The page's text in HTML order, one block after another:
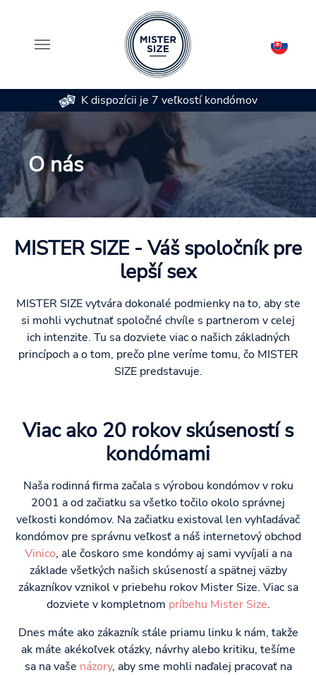
Skip to main content
K dispozícii je 7 veľkostí kondómov
O nás
MISTER SIZE - Váš spoločník pre
lepší sex
MISTER SIZE vytvára dokonalé podmienky na to, aby ste
si mohli vychutnať spoločné chvíle s partnerom v celej
ich intenzite. Tu sa dozviete viac o našich základných
princípoch a o tom, prečo plne veríme tomu, čo MISTER
SIZE predstavuje.
Viac ako 20 rokov skúseností s
kondómami
Naša rodinná firma začala s výrobou kondómov v roku
2001 a od začiatku sa všetko točilo okolo správnej
veľkosti kondómov. Na začiatku existoval len vyhľadávač
kondómov pre správnu veľkosť a náš internetový obchod
Vinico, ale čoskoro sme kondómy aj sami vyvíjali a na
základe všetkých našich skúseností a spätnej väzby
zákazníkov vznikol v priebehu rokov Mister Size. Viac sa
dozviete v kompletnom príbehu Mister Size.
Dnes máte ako zákazník stále priamu linku k nám, takže
ak máte akékoľvek otázky, návrhy alebo kritiku, tešíme
sa na vaše názory, aby sme mohli naďalej pracovať na